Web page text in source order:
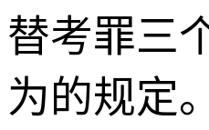
替考罪三
为的规定